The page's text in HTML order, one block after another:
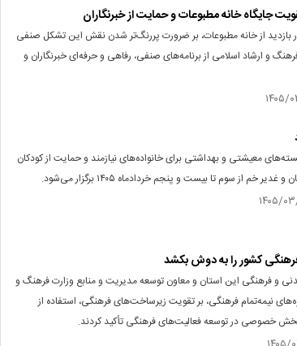
جایگاه خانه مطبوعات و حمایت از خبرنگاران
بازدید از خانه مطبوعات، بر ضرورت پررنگ‌تر شدن نقش این تشکل صنفی
و ارشاد اسلامی از برنامه‌های صنفی، رفاهی و حرفه‌ای خبرنگاران و
معیشتی و بهداشتی برای خانواده‌های نیازمند و حمایت از کودکان
خم از سوم تا بیست‌ و پنجم خردادماه ۱۴۰۵ برگزار می‌شود.
کشور را به دوش بکشد
و فرهنگی این استان و معاون توسعه مدیریت و منابع وزارت فرهنگ و
نیمه‌تمام فرهنگی، بر تقویت زیرساخت‌های فرهنگی، استفاده از
خصوصی در توسعه فعالیت‌های فرهنگی تأکید کردند.